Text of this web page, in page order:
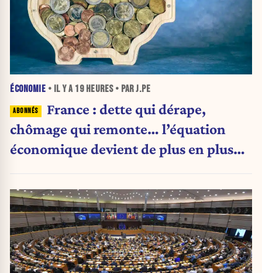
ÉCONOMIE • IL Y A 19 HEURES• PAR J.PE
France : dette qui dérape,
chômage qui remonte… l’équation
économique devient de plus en plus